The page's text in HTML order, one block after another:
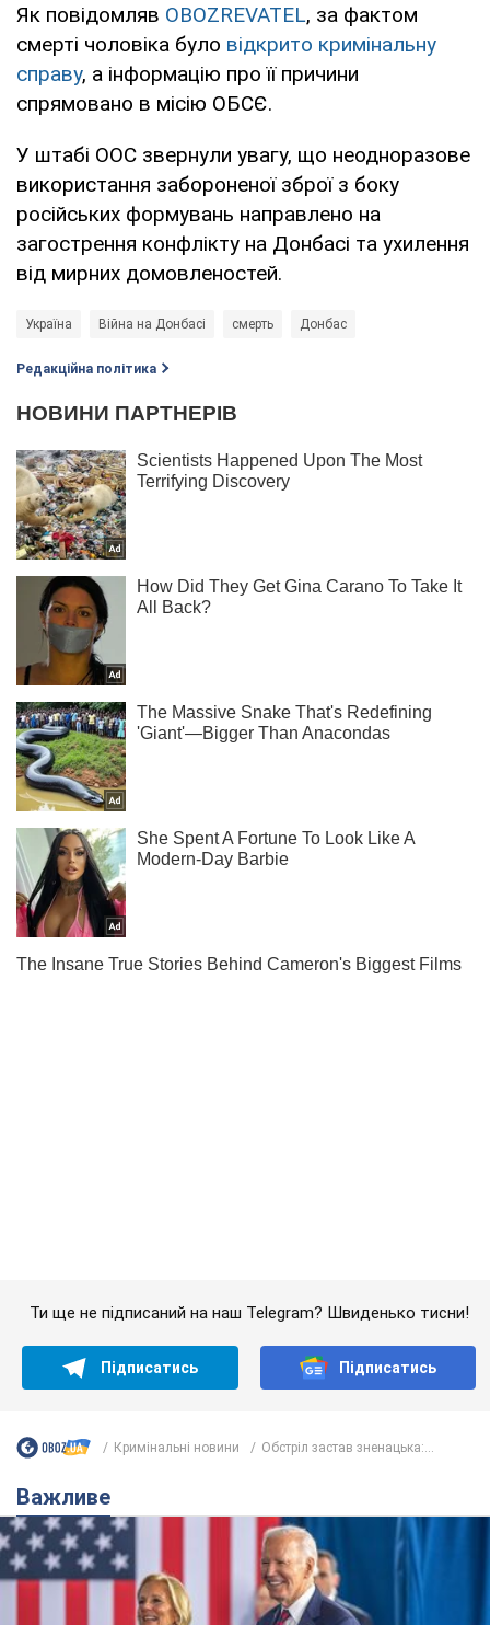
Як повідомляв OBOZREVATEL, за фактом
смерті чоловіка було відкрито кримінальну
справу, а інформацію про її причини
спрямовано в місію ОБСЄ.
У штабі ООС звернули увагу, що неодноразове
використання забороненої зброї з боку
російських формувань направлено на
загострення конфлікту на Донбасі та ухилення
від мирних домовленостей.
Україна Війна на Донбасі смерть Донбас
Редакційна політика
перший симптом, який сигналізував про його
"агресивний" рак
Спершу лікарі не надали цьому належної уваги
12,5 т.